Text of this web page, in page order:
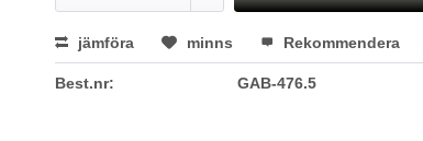
jämföra minns Rekommendera
Best.nr: GAB-476.5